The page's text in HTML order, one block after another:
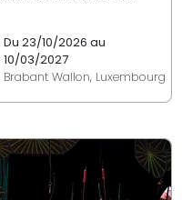
Du 23/10/2026 au
10/03/2027
Brabant Wallon, Luxembourg